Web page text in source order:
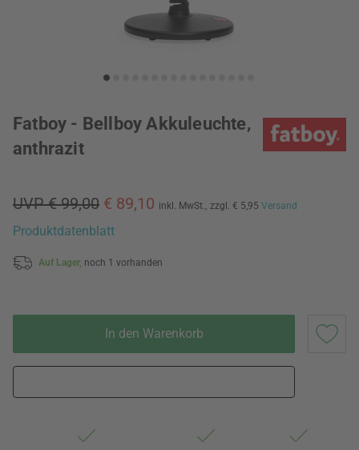
Fatboy - Bellboy Akkuleuchte,
anthrazit
UVP € 99,00 € 89,10 inkl. MwSt., zzgl. € 5,95 Versand
Produktdatenblatt
Auf Lager, noch 1 vorhanden
In den Warenkorb